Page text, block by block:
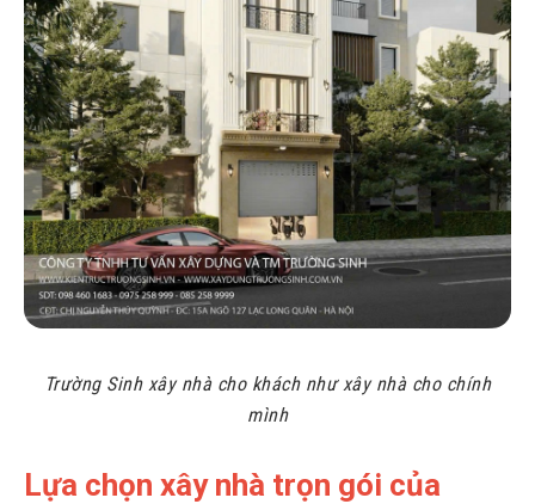
Trường Sinh xây nhà cho khách như xây nhà cho chính
mình
Lựa chọn xây nhà trọn gói của